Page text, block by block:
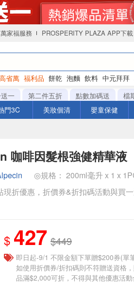
萬家福服務 PROSPERITY PLAZA APP下載
省萬 福利品 餅乾 泡麵 飲料 中元拜拜
一 第二件五折 點數加碼送 檔
門3C 美妝個清 嬰童保健
咖啡因髮根強健精華液
◎規格： 200ml毫升 x 1 x
現折優惠，折價券&折扣碼活動與買
$ 427 $449
即日起-9/1 不限金額下單贈$200券(單
如使用折價券/折扣碼則不符贈送資格
品滿$2,000可折，不得與其他優惠活